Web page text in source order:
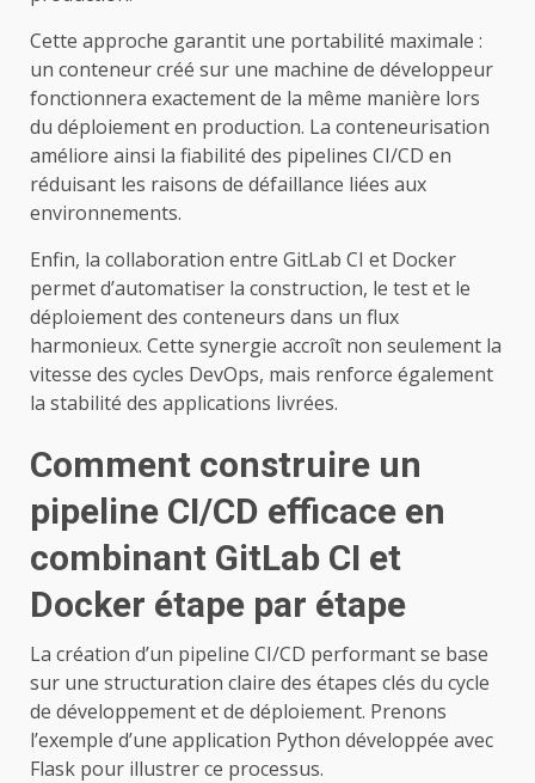
Cette approche garantit une portabilité maximale :
un conteneur créé sur une machine de développeur
fonctionnera exactement de la même manière lors
du déploiement en production. La conteneurisation
améliore ainsi la fiabilité des pipelines CI/CD en
réduisant les raisons de défaillance liées aux
environnements.
Enfin, la collaboration entre GitLab CI et Docker
permet d’automatiser la construction, le test et le
déploiement des conteneurs dans un flux
harmonieux. Cette synergie accroît non seulement la
vitesse des cycles DevOps, mais renforce également
la stabilité des applications livrées.
Comment construire un
pipeline CI/CD efficace en
combinant GitLab CI et
Docker étape par étape
La création d’un pipeline CI/CD performant se base
sur une structuration claire des étapes clés du cycle
de développement et de déploiement. Prenons
l’exemple d’une application Python développée avec
Flask pour illustrer ce processus.